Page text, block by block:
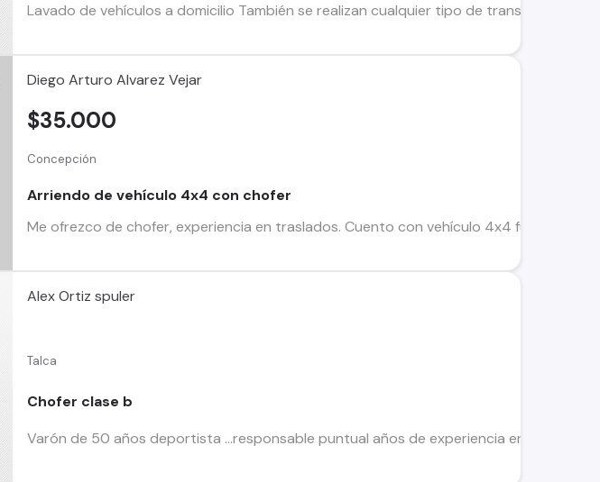
Lavado de vehículos a domicilio También se realizan cualquier tipo de transporte
Diego Arturo Alvarez Vejar
Concepción
Arriendo de vehículo 4x4 con chofer
Me ofrezco de chofer, experiencia en traslados. Cuento con vehículo 4x4 full
$35.000
Alex Ortiz spuler
Talca
Chofer clase b
Varón de 50 años deportista ...responsable puntual años de experiencia en el